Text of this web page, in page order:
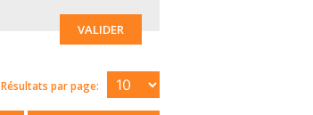
VALIDER
Résultats par page: